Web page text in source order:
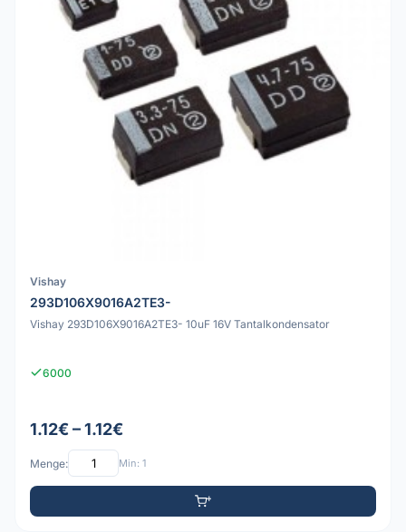
Vishay
293D106X9016A2TE3-
Vishay 293D106X9016A2TE3- 10uF 16V Tantalkondensator
6000
1.12€ – 1.12€
Menge: Min: 1